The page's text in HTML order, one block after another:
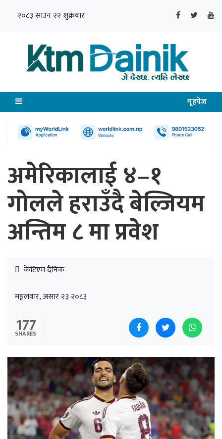
२०८३ साउन २२ शुक्रवार
गृहपेज
अमेरिकालाई ४–१
गोलले हराउँदै बेल्जियम
अन्तिम ८ मा प्रवेश
केटिएम दैनिक
मङ्गलवार, असार २३ २०८३
177
SHARES